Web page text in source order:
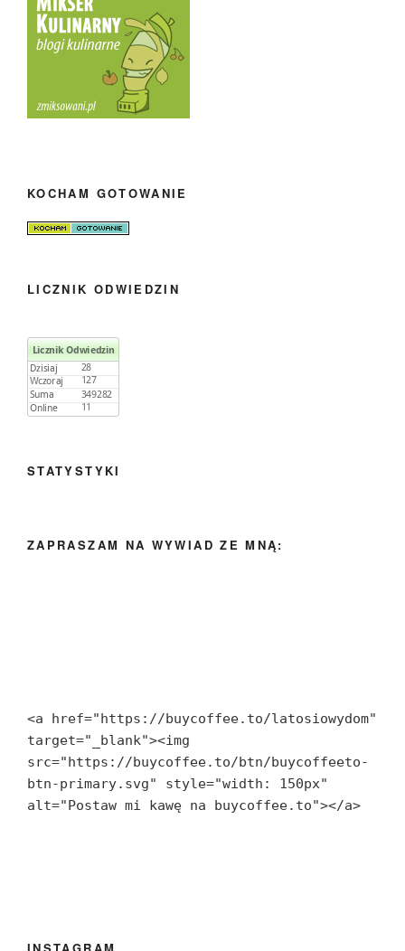
KOCHAM GOTOWANIE
LICZNIK ODWIEDZIN
STATYSTYKI
ZAPRASZAM NA WYWIAD ZE MNĄ:
<a href="https://buycoffee.to/latosiowydom"
target="_blank"><img
src="https://buycoffee.to/btn/buycoffeeto-
btn-primary.svg" style="width: 150px"
alt="Postaw mi kawę na buycoffee.to"></a>
INSTAGRAM